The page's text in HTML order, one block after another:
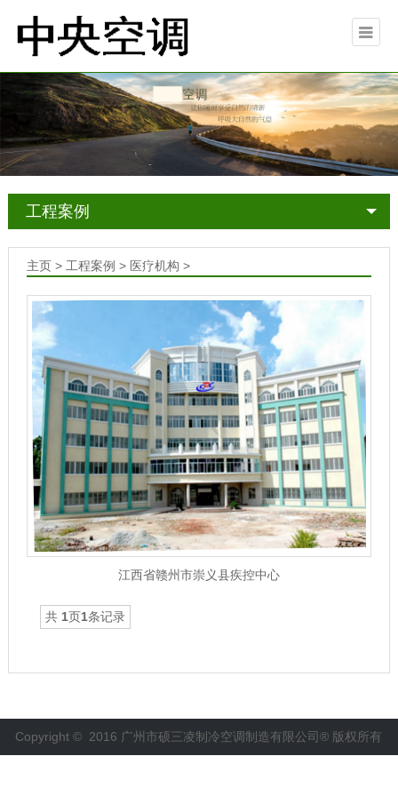
工程案例
主页> 工程案例 > 医疗机构 >
江西省赣州市崇义县疾控中心
共 1页1条记录
Copyright © 2016 广州市硕三凌制冷空调制造有限公司® 版权所有